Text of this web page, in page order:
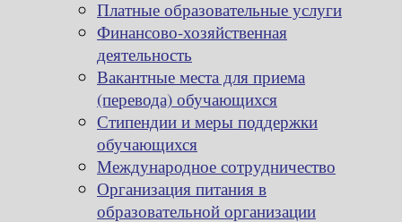
Платные образовательные услуги
Финансово-хозяйственная
деятельность
Вакантные места для приема
(перевода) обучающихся
Стипендии и меры поддержки
обучающихся
Международное сотрудничество
Организация питания в
образовательной организации